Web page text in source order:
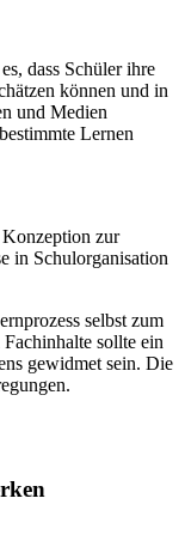
dass Schüler ihre
können und in
und Medien
Lernen
zur
in Schulorganisation
selbst zum
sollte ein
gewidmet sein. Die